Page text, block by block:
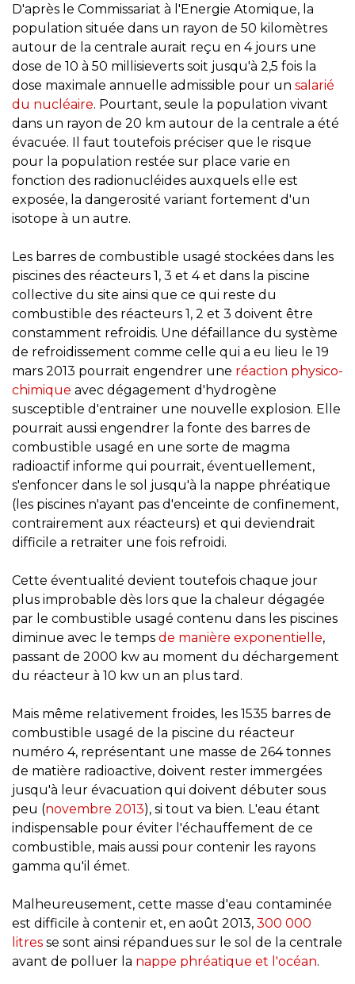
D'après le Commissariat à l'Energie Atomique, la
population située dans un rayon de 50 kilomètres
autour de la centrale aurait reçu en 4 jours une
dose de 10 à 50 millisieverts soit jusqu'à 2,5 fois la
dose maximale annuelle admissible pour un salarié
du nucléaire. Pourtant, seule la population vivant
dans un rayon de 20 km autour de la centrale a été
évacuée. Il faut toutefois préciser que le risque
pour la population restée sur place varie en
fonction des radionucléides auxquels elle est
exposée, la dangerosité variant fortement d'un
isotope à un autre.
Les barres de combustible usagé stockées dans les
piscines des réacteurs 1, 3 et 4 et dans la piscine
collective du site ainsi que ce qui reste du
combustible des réacteurs 1, 2 et 3 doivent être
constamment refroidis. Une défaillance du système
de refroidissement comme celle qui a eu lieu le 19
mars 2013 pourrait engendrer une réaction physico-
chimique avec dégagement d'hydrogène
susceptible d'entrainer une nouvelle explosion. Elle
pourrait aussi engendrer la fonte des barres de
combustible usagé en une sorte de magma
radioactif informe qui pourrait, éventuellement,
s'enfoncer dans le sol jusqu'à la nappe phréatique
(les piscines n'ayant pas d'enceinte de confinement,
contrairement aux réacteurs) et qui deviendrait
difficile a retraiter une fois refroidi.
Cette éventualité devient toutefois chaque jour
plus improbable dès lors que la chaleur dégagée
par le combustible usagé contenu dans les piscines
diminue avec le temps de manière exponentielle,
passant de 2000 kw au moment du déchargement
du réacteur à 10 kw un an plus tard.
Mais même relativement froides, les 1535 barres de
combustible usagé de la piscine du réacteur
numéro 4, représentant une masse de 264 tonnes
de matière radioactive, doivent rester immergées
jusqu'à leur évacuation qui doivent débuter sous
peu (novembre 2013), si tout va bien. L'eau étant
indispensable pour éviter l'échauffement de ce
combustible, mais aussi pour contenir les rayons
gamma qu'il émet.
Malheureusement, cette masse d'eau contaminée
est difficile à contenir et, en août 2013, 300 000
litres se sont ainsi répandues sur le sol de la centrale
avant de polluer la nappe phréatique et l'océan.